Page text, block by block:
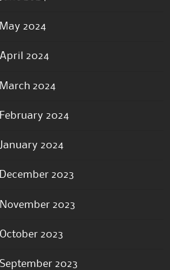
May 2024
April 2024
March 2024
February 2024
January 2024
December 2023
November 2023
October 2023
September 2023